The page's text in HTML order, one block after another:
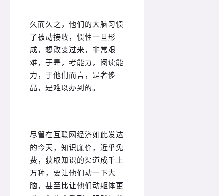
久而久之，他们的大脑习惯
了被动接收，惯性一旦形
成，想改变过来，非常艰
难，于是，考能力，阅读能
力，于他们而言，是奢侈
品，是难以办到的。
尽管在互联网经济如此发达
的今天，知识廉价，近乎免
费，获取知识的渠道成千上
万种，要让他们动一下大
脑，甚至比让他们动躯体更